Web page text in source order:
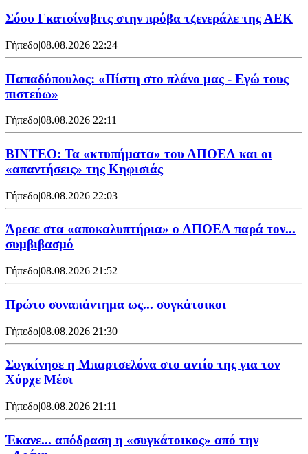
Σόου Γκατσίνοβιτς στην πρόβα τζενεράλε της ΑΕΚ
Γήπεδο|08.08.2026 22:24
Παπαδόπουλος: «Πίστη στο πλάνο μας - Εγώ τους
πιστεύω»
Γήπεδο|08.08.2026 22:11
ΒΙΝΤΕΟ: Τα «κτυπήματα» του ΑΠΟΕΛ και οι
«απαντήσεις» της Κηφισιάς
Γήπεδο|08.08.2026 22:03
Άρεσε στα «αποκαλυπτήρια» ο ΑΠΟΕΛ παρά τον...
συμβιβασμό
Γήπεδο|08.08.2026 21:52
Πρώτο συναπάντημα ως... συγκάτοικοι
Γήπεδο|08.08.2026 21:30
Συγκίνησε η Μπαρτσελόνα στο αντίο της για τον
Χόρχε Μέσι
Γήπεδο|08.08.2026 21:11
Έκανε... απόδραση η «συγκάτοικος» από την